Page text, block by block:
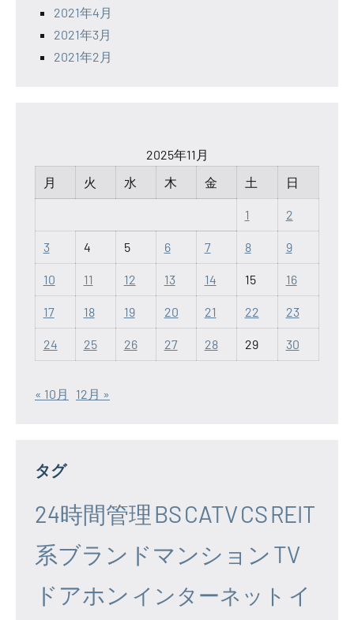
2021年4月
2021年3月
2021年2月
2025年11月
月
火 水 木 金 土 日
1 2
3 4 5 6 7 8 9
10 11 12 13 14 15 16
17 18 19 20 21 22 23
24 25 26 27 28 29 30
« 10月 12月 »
タグ
24時間管理 BSCATVCSREIT
系ブランドマンション TV
ドアホン インターネット イ